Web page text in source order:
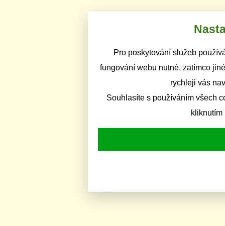
Pro poskytování služeb
fungování webu nutné, zatímco
rychleji vás
Souhlasíte s používáním všech
kliknutím